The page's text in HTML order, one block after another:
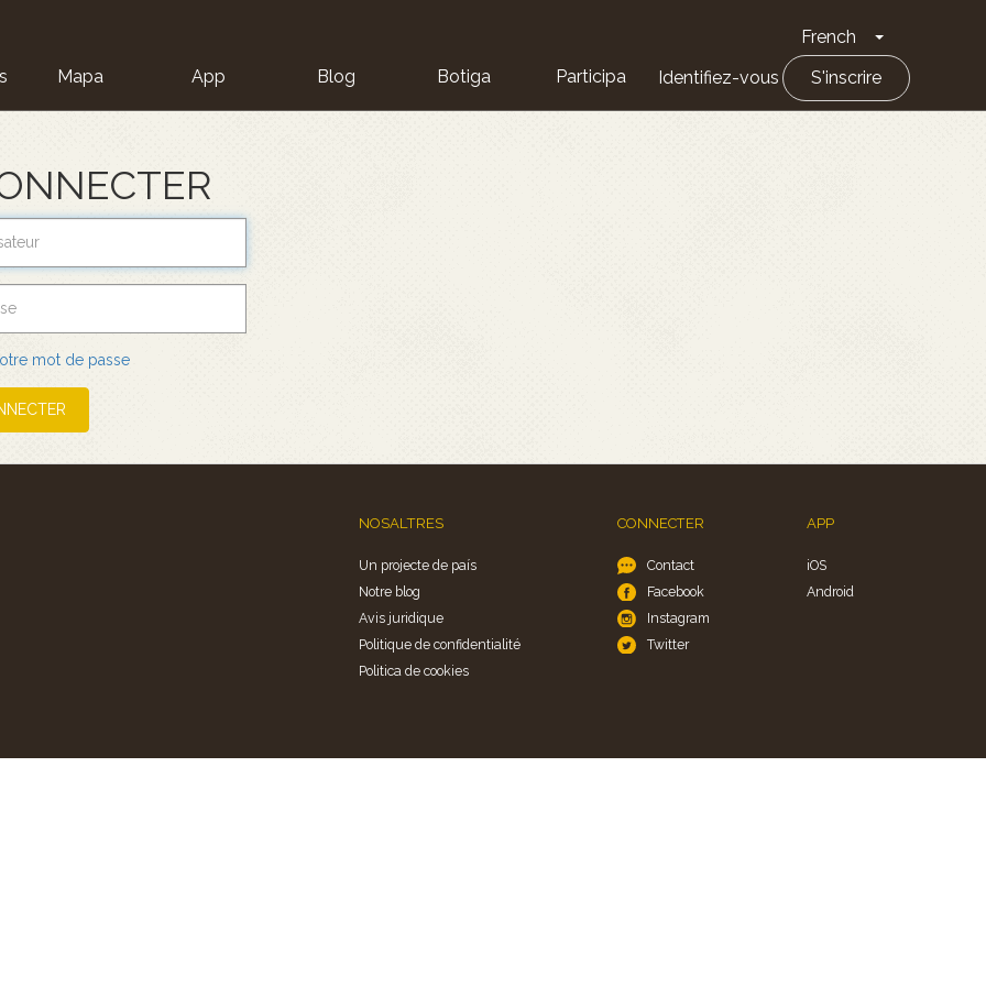
French Toggle
Mapa App Blog Botiga Participa Identifiez-vous S'inscrire
mot de passe
NOSALTRES
Un projecte de país
Notre blog
Avis juridique
Politique de confidentialité
Politica de cookies
CONNECTER
Contact
Facebook
Instagram
Twitter
APP
iOS
Android